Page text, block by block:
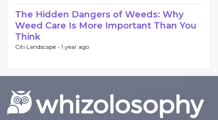
The Hidden Dangers of Weeds: Why
Weed Care Is More Important Than You
Think
Citi Landscape - 1 year ago